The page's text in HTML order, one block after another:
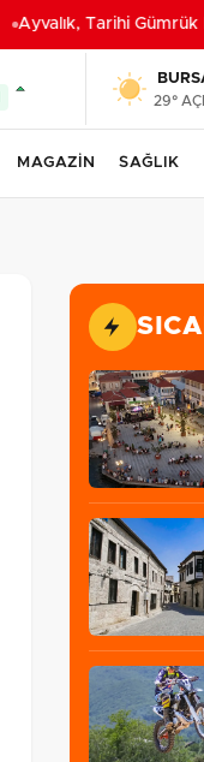
Ayvalık, Tarihi Gümrük
29°
MAGAZİN SAĞLIK